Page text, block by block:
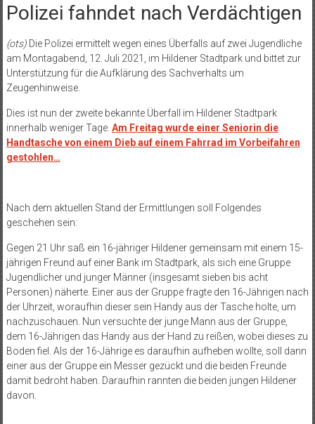
Polizei fahndet nach Verdächtigen
(ots)Die Polizei ermittelt wegen eines Überfalls auf zwei Jugendliche
am Montagabend, 12. Juli 2021, im Hildener Stadtpark und bittet zur
Unterstützung für die Aufklärung des Sachverhalts um
Zeugenhinweise.
Dies ist nun der zweite bekannte Überfall im Hildener Stadtpark
innerhalb weniger Tage. Am Freitag wurde einer Seniorin die
Handtasche von einem Dieb auf einem Fahrrad im Vorbeifahren
gestohlen…
Nach dem aktuellen Stand der Ermittlungen soll Folgendes
geschehen sein:
Gegen 21 Uhr saß ein 16-jähriger Hildener gemeinsam mit einem 15-
jährigen Freund auf einer Bank im Stadtpark, als sich eine Gruppe
Jugendlicher und junger Männer (insgesamt sieben bis acht
Personen) näherte. Einer aus der Gruppe fragte den 16-Jährigen nach
der Uhrzeit, woraufhin dieser sein Handy aus der Tasche holte, um
nachzuschauen. Nun versuchte der junge Mann aus der Gruppe,
dem 16-Jährigen das Handy aus der Hand zu reißen, wobei dieses zu
Boden fiel. Als der 16-Jährige es daraufhin aufheben wollte, soll dann
einer aus der Gruppe ein Messer gezückt und die beiden Freunde
damit bedroht haben. Daraufhin rannten die beiden jungen Hildener
davon.